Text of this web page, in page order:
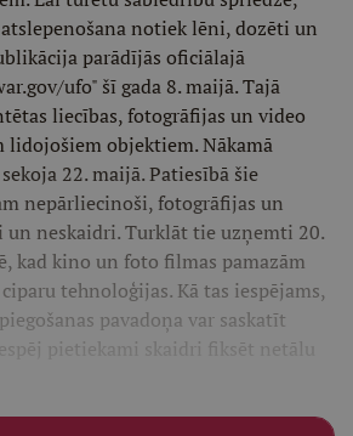
notiek lēni, dozēti un
parādījās oficiālajā
ufo" šī gada 8. maijā. Tajā
liecības, fotogrāfijas un video
objektiem. Nākamā
22. maijā. Patiesībā šie
nepārliecinoši, fotogrāfijas un
neskaidri. Turklāt tie uzņemti 20.
kad kino un foto filmas pamazām
tehnoloģijas. Kā tas iespējams,
pavadoņa var saskatīt
pietiekami skaidri fiksēt netālu